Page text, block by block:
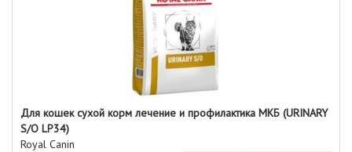
Для кошек сухой корм лечение и профилактика МКБ (URINARY
S/O LP34)
Royal Canin